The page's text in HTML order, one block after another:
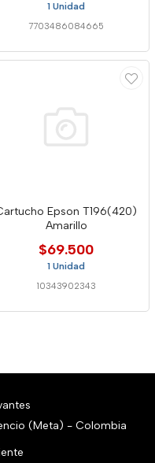
1 Unidad
7703486084665
Epson T196(420)
Amarillo
$69.500
1 Unidad
10343902343
(Meta) - Colombia